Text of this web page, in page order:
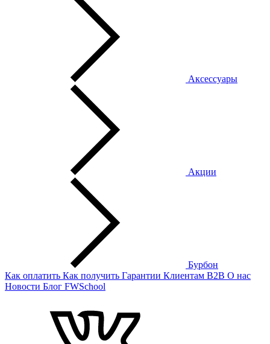
Аксессуары
Акции
Бурбон
Как оплатить Как получить Гарантии Клиентам B2B О нас
Новости Блог FWSchool